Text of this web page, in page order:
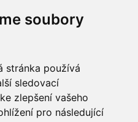
soubory
stránka používá
sledovací
zlepšení vašeho
pro následující
a budete jako první vědět co se